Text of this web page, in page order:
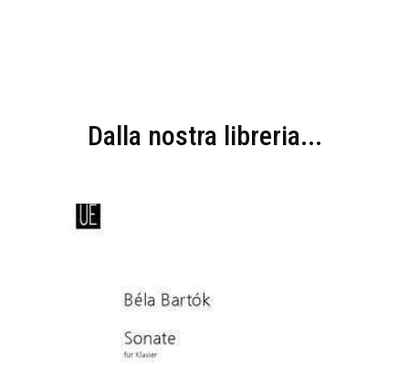
Dalla nostra libreria...